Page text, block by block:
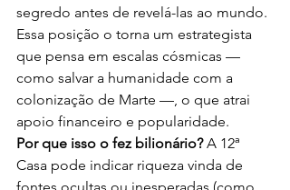
segredo antes de revelá-las ao mundo.
Essa posição o torna um estrategista
que pensa em escalas cósmicas —
como salvar a humanidade com a
colonização de Marte —, o que atrai
apoio financeiro e popularidade.
Por que isso o fez bilionário? A 12ª
Casa pode indicar riqueza vinda de